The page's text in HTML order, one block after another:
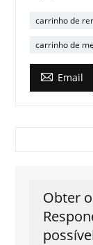
carrinho de
carrinho de
 Email
Obter